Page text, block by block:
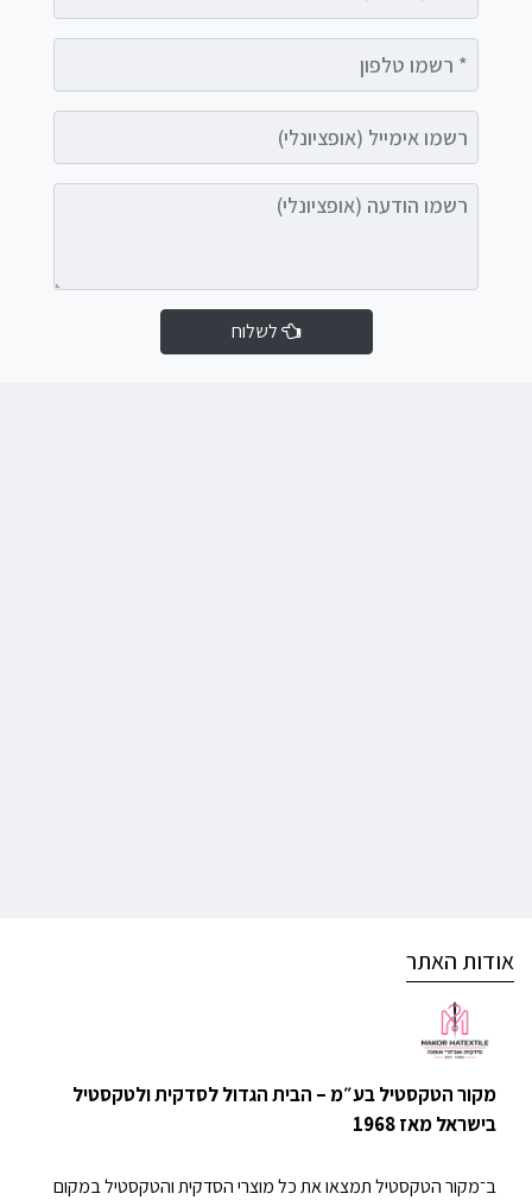
רשמו הודעה (אופציונלי)
לשלוח
אודות האתר
מקור הטקסטיל בע״מ – הבית הגדול לסדקית ולטקסטיל
בישראל מאז 1968
ב־מקור הטקסטיל תמצאו את כל מוצרי הסדקית והטקסטיל במקום